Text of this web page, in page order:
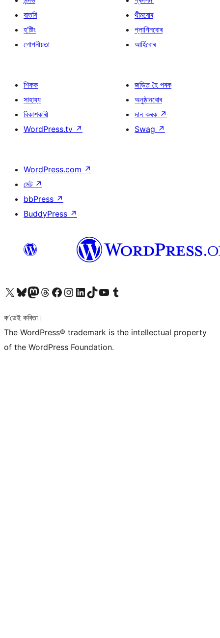
বাতৰি
হ’ষ্টিং
গোপনীয়তা
থীমবোৰ
প্লাগিনবোৰ
আৰ্হিবোৰ
শিকক
সাহায্য
বিকাশকাৰী
WordPress.tv ↗
জড়িত হৈ পৰক
অনুষ্ঠানবোৰ
দান কৰক ↗
Swag ↗
WordPress.com ↗
মেট ↗
bbPress ↗
BuddyPress ↗
আমাৰ X (আগৰ Twitter) একাউণ্টলৈ যাওকআমাৰ Bluesky একাউণ্টলৈ যাওকআমাৰ Mastodon একাউণ্টলৈ যাওকআমাৰ Threads একাউণ্টলৈ যাওকআমাৰ Facebook পৃষ্ঠালৈ যাওকআমাৰ Instagram একাউণ্টলৈ যাওকআমাৰ LinkedIn একাউণ্টলৈ যাওকআমাৰ TikTok একাউণ্টলৈ যাওকআমাৰ YouTube চেনেললৈ যাওকআমাৰ Tumblr একাউণ্টলৈ যাওক
ক’ডেই কবিতা।
The WordPress® trademark is the intellectual property
of the WordPress Foundation.